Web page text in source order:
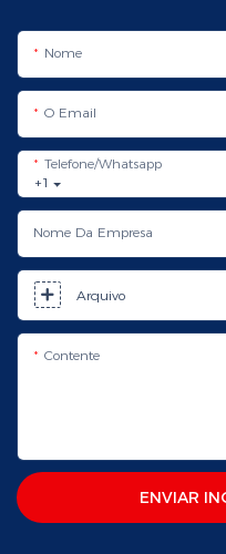
Nome
O Email
+1
Telefone/whatsapp
Nome Da Empresa
Arquivo
Contente
ENVIAR